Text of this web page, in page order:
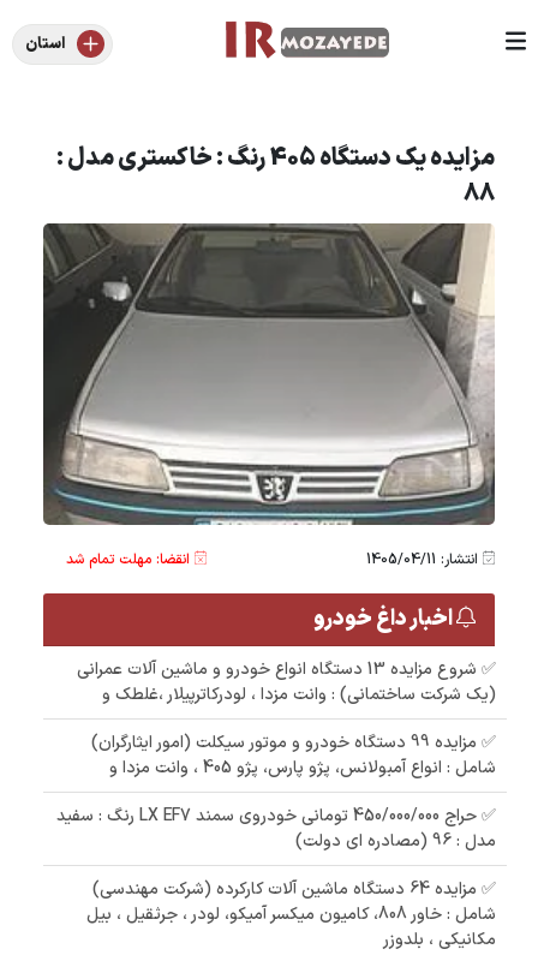
استان
مزایده یک دستگاه 405 رنگ : خاکستری مدل :
88
انتشار: 1405/04/11 انقضا: مهلت تمام شد
اخبار داغ خودرو
✅ شروع مزایده 13 دستگاه انواع خودرو و ماشین آلات عمرانی
(یک شرکت ساختمانی) : وانت مزدا ، لودرکاترپیلار ،غلطک و
✅ مزایده 99 دستگاه خودرو و موتور سیکلت (امور ایثارگران)
شامل : انواع آمبولانس، پژو پارس، پژو 405 ، وانت مزدا و
✅ حراج 450/000/000 تومانی خودروی سمند LX EF7 رنگ : سفید
مدل : 96 (مصادره ای دولت)
✅ مزایده 64 دستگاه ماشین آلات کارکرده (شرکت مهندسی)
شامل : خاور 808، کامیون میکسر آمیکو، لودر ، جرثقیل ، بیل
مکانیکی ، بلدوزر